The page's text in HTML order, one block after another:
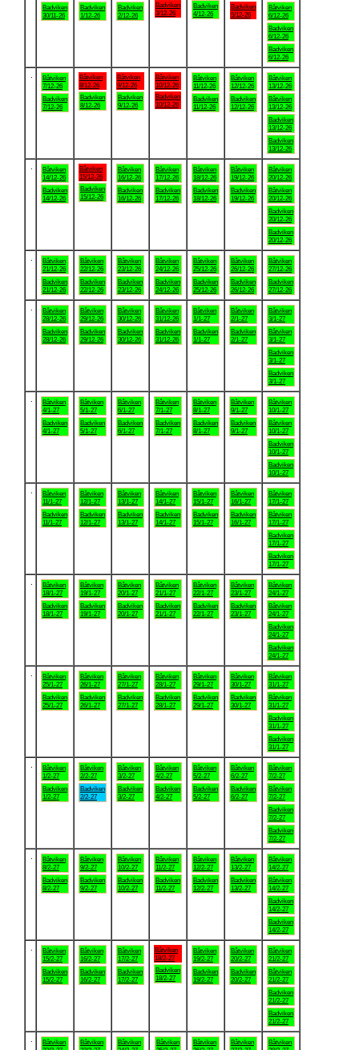
Badviken
30/11-26
Badviken
1/12-26
Badviken
2/12-26
Badviken
3/12-26
Badviken
4/12-26
Badviken
5/12-26
Båtviken
6/12-26
Badviken
6/12-26
Badviken
6/12-26
Båtviken
7/12-26
Badviken
7/12-26
Båtviken
8/12-26
Badviken
8/12-26
Båtviken
9/12-26
Badviken
9/12-26
Båtviken
10/12-26
Badviken
10/12-26
Båtviken
11/12-26
Badviken
11/12-26
Båtviken
12/12-26
Badviken
12/12-26
Båtviken
13/12-26
Båtviken
13/12-26
Badviken
13/12-26
Badviken
13/12-26
Båtviken
14/12-26
Badviken
14/12-26
Båtviken
15/12-26
Badviken
15/12-26
Båtviken
16/12-26
Badviken
16/12-26
Båtviken
17/12-26
Badviken
17/12-26
Båtviken
18/12-26
Badviken
18/12-26
Båtviken
19/12-26
Badviken
19/12-26
Båtviken
20/12-26
Båtviken
20/12-26
Badviken
20/12-26
Badviken
20/12-26
Båtviken
21/12-26
Badviken
21/12-26
Båtviken
22/12-26
Badviken
22/12-26
Båtviken
23/12-26
Badviken
23/12-26
Båtviken
24/12-26
Badviken
24/12-26
Båtviken
25/12-26
Badviken
25/12-26
Båtviken
26/12-26
Badviken
26/12-26
Båtviken
27/12-26
Badviken
27/12-26
Båtviken
28/12-26
Badviken
28/12-26
Båtviken
29/12-26
Badviken
29/12-26
Båtviken
30/12-26
Badviken
30/12-26
Båtviken
31/12-26
Badviken
31/12-26
Båtviken
1/1-27
Badviken
1/1-27
Båtviken
2/1-27
Badviken
2/1-27
Båtviken
3/1-27
Båtviken
3/1-27
Badviken
3/1-27
Badviken
3/1-27
Båtviken
4/1-27
Badviken
4/1-27
Båtviken
5/1-27
Badviken
5/1-27
Båtviken
6/1-27
Badviken
6/1-27
Båtviken
7/1-27
Badviken
7/1-27
Båtviken
8/1-27
Badviken
8/1-27
Båtviken
9/1-27
Badviken
9/1-27
Båtviken
10/1-27
Båtviken
10/1-27
Badviken
10/1-27
Badviken
10/1-27
Båtviken
11/1-27
Badviken
11/1-27
Båtviken
12/1-27
Badviken
12/1-27
Båtviken
13/1-27
Badviken
13/1-27
Båtviken
14/1-27
Badviken
14/1-27
Båtviken
15/1-27
Badviken
15/1-27
Båtviken
16/1-27
Badviken
16/1-27
Båtviken
17/1-27
Båtviken
17/1-27
Badviken
17/1-27
Badviken
17/1-27
Båtviken
18/1-27
Badviken
18/1-27
Båtviken
19/1-27
Badviken
19/1-27
Båtviken
20/1-27
Badviken
20/1-27
Båtviken
21/1-27
Badviken
21/1-27
Båtviken
22/1-27
Badviken
22/1-27
Båtviken
23/1-27
Badviken
23/1-27
Båtviken
24/1-27
Båtviken
24/1-27
Badviken
24/1-27
Badviken
24/1-27
Båtviken
25/1-27
Badviken
25/1-27
Båtviken
26/1-27
Badviken
26/1-27
Båtviken
27/1-27
Badviken
27/1-27
Båtviken
28/1-27
Badviken
28/1-27
Båtviken
29/1-27
Badviken
29/1-27
Båtviken
30/1-27
Badviken
30/1-27
Båtviken
31/1-27
Båtviken
31/1-27
Badviken
31/1-27
Badviken
31/1-27
Båtviken
1/2-27
Badviken
1/2-27
Båtviken
2/2-27
Badviken
2/2-27
Båtviken
3/2-27
Badviken
3/2-27
Båtviken
4/2-27
Badviken
4/2-27
Båtviken
5/2-27
Badviken
5/2-27
Båtviken
6/2-27
Badviken
6/2-27
Båtviken
7/2-27
Båtviken
7/2-27
Badviken
7/2-27
Badviken
7/2-27
Båtviken
8/2-27
Badviken
8/2-27
Båtviken
9/2-27
Badviken
9/2-27
Båtviken
10/2-27
Badviken
10/2-27
Båtviken
11/2-27
Badviken
11/2-27
Båtviken
12/2-27
Badviken
12/2-27
Båtviken
13/2-27
Badviken
13/2-27
Båtviken
14/2-27
Båtviken
14/2-27
Badviken
14/2-27
Badviken
14/2-27
Båtviken
15/2-27
Badviken
15/2-27
Båtviken
16/2-27
Badviken
16/2-27
Båtviken
17/2-27
Badviken
17/2-27
Båtviken
18/2-27
Badviken
18/2-27
Båtviken
19/2-27
Badviken
19/2-27
Båtviken
20/2-27
Badviken
20/2-27
Båtviken
21/2-27
Båtviken
21/2-27
Badviken
21/2-27
Badviken
21/2-27
Båtviken
Båtviken
Båtviken
Båtviken
Båtviken
Båtviken
Båtviken